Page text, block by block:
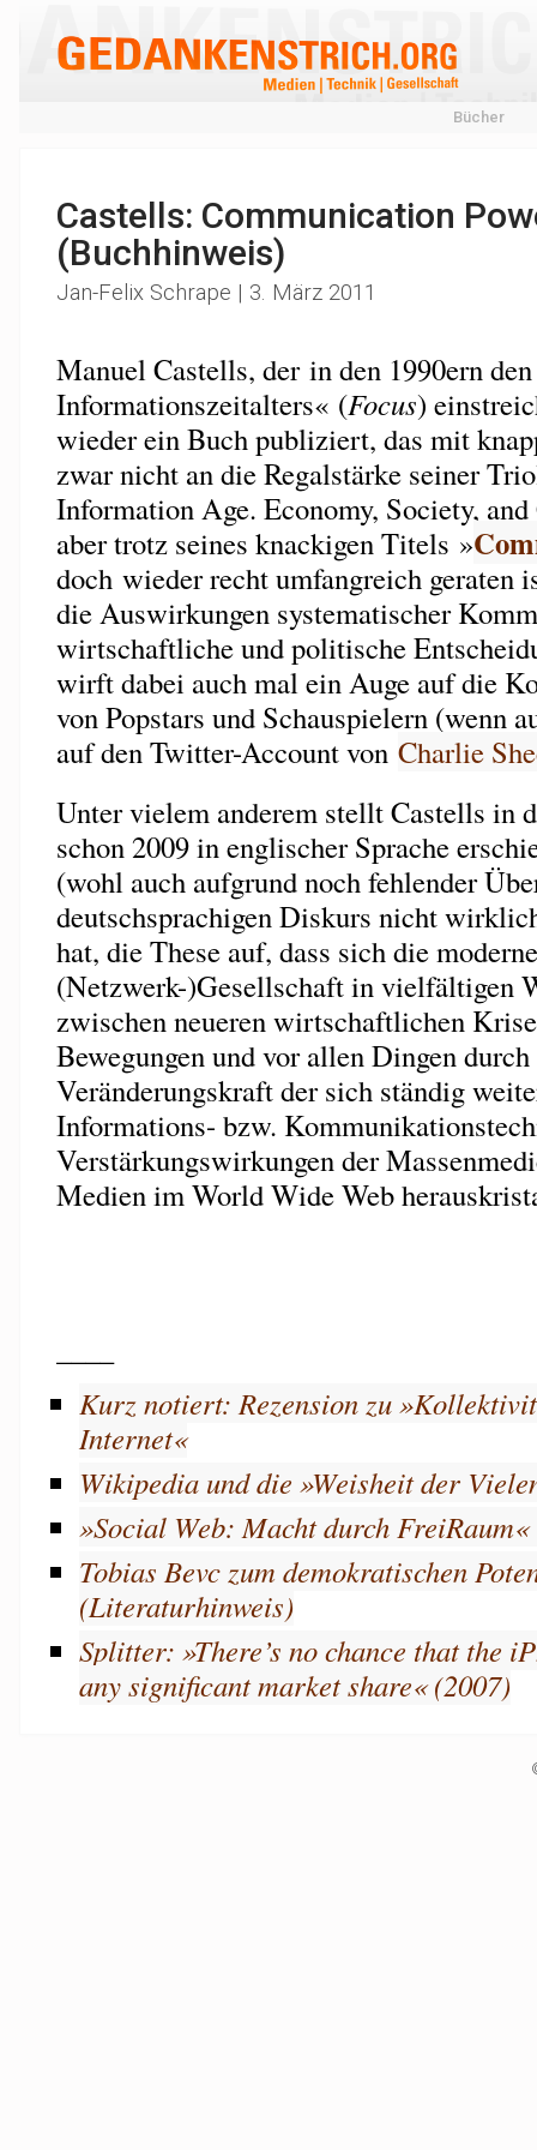
Bücher
Castells: Communication
(Buchhinweis)
Jan-Felix Schrape | 3. März 2011
Manuel Castells, der in den 1990ern
Informationszeitalters« (Focus)
wieder ein Buch publiziert, das mit
zwar nicht an die Regalstärke seiner
Information Age. Economy, Society,
aber trotz seines knackigen Titels »
doch wieder recht umfangreich geraten
die Auswirkungen systematischer
wirtschaftliche und politische
wirft dabei auch mal ein Auge auf die
von Popstars und Schauspielern (wenn
auf den Twitter-Account von Charlie
Unter vielem anderem stellt Castells in
schon 2009 in englischer Sprache
(wohl auch aufgrund noch fehlender
deutschsprachigen Diskurs nicht
hat, die These auf, dass sich die moderne
(Netzwerk-)Gesellschaft in vielfältigen
zwischen neueren wirtschaftlichen
Bewegungen und vor allen Dingen
Veränderungskraft der sich ständig
Informations- bzw.
Verstärkungswirkungen der
Medien im World Wide Web
Kurz notiert: Rezension zu
Internet«
Wikipedia und die »Weisheit der
»Social Web: Macht durch FreiRaum«
Tobias Bevc zum demokratischen
(Literaturhinweis)
Splitter: »There’s no chance that the
any significant market share« (2007)